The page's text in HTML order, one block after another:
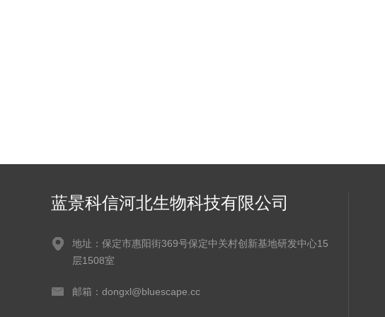
蓝景科信河北生物科技有限公司
地址：保定市惠阳街369号保定中关村创新基地研发中心15
层1508室
邮箱：dongxl@bluescape.cc